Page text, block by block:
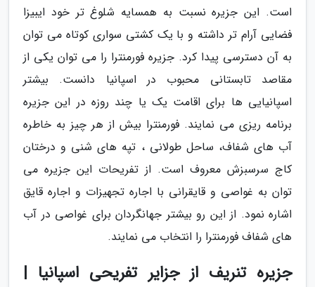
است. این جزیره نسبت به همسایه شلوغ تر خود ایبیزا
فضایی آرام تر داشته و با یک کشتی سواری کوتاه می توان
به آن دسترسی پیدا کرد. جزیره فورمنترا را می توان یکی از
مقاصد تابستانی محبوب در اسپانیا دانست. بیشتر
اسپانیایی ها برای اقامت یک یا چند روزه در این جزیره
برنامه ریزی می نمایند. فورمنترا بیش از هر چیز به خاطره
آب های شفاف، ساحل طولانی ، تپه های شنی و درختان
کاج سرسبزش معروف است. از تفریحات این جزیره می
توان به غواصی و قایقرانی با اجاره تجهیزات و اجاره قایق
اشاره نمود. از این رو بیشتر جهانگردان برای غواصی در آب
های شفاف فورمنترا را انتخاب می نمایند.
جزیره تنریف از جزایر تفریحی اسپانیا |